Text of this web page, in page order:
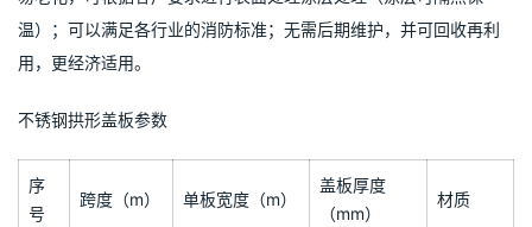
温）；可以满足各行业的消防标准；无需后期维护，并可回收再利
用，更经济适用。
不锈钢拱形盖板参数
序
号
跨度（m） 单板宽度（m）
盖板厚度
（mm）
材质